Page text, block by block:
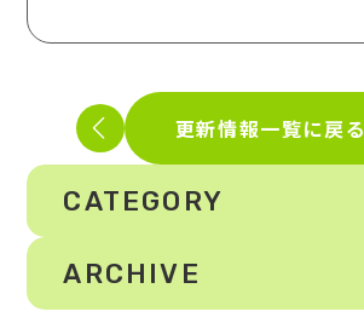
更新情報一覧に戻る
CATEGORY
ARCHIVE